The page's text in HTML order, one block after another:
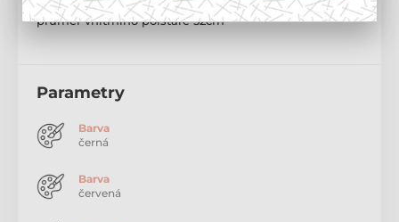
Rozměry: vnější průměr - 70cm, vnitřní průměr - 52cm,
průměr vnitřního polštáře 52cm
Parametry
Barva
černá
Barva
červená